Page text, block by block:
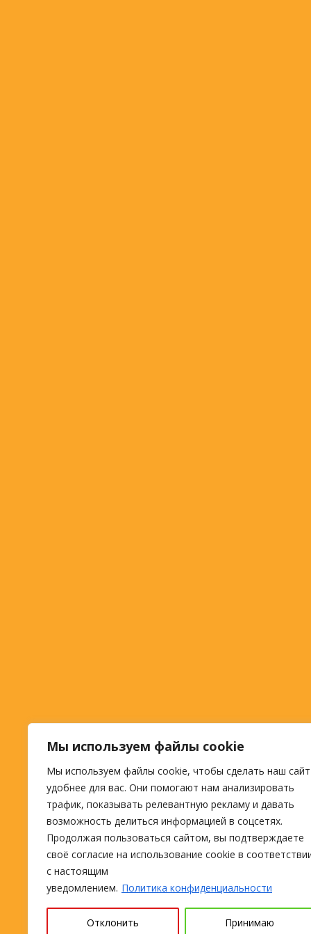
Мы используем файлы cookie
Мы используем файлы cookie, чтобы сделать наш сайт
удобнее для вас. Они помогают нам анализировать
трафик, показывать релевантную рекламу и давать
возможность делиться информацией в соцсетях.
Продолжая пользоваться сайтом, вы подтверждаете
своё согласие на использование cookie в
с настоящим
уведомлением. Политика конфиденциальности
Отклонить Принимаю